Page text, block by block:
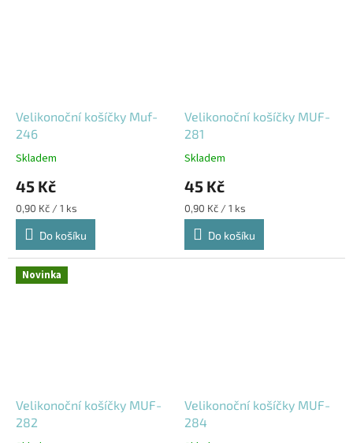
Velikonoční košíčky Muf-
246
Skladem
45 Kč
Měrná
cena:
0,90 Kč / 1 ks
Do košíku
Velikonoční košíčky MUF-
281
Skladem
45 Kč
Měrná
cena:
0,90 Kč / 1 ks
Do košíku
Novinka
Velikonoční košíčky MUF-
282
Velikonoční košíčky MUF-
284